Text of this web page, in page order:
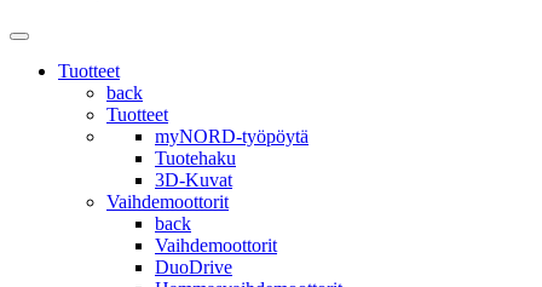
Tuotteet
back
Tuotteet
myNORD-työpöytä
Tuotehaku
3D-Kuvat
Vaihdemoottorit
back
Vaihdemoottorit
DuoDrive